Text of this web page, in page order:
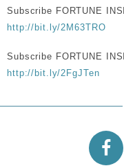
Subscribe FORTUNE
http://bit.ly/2M63TRO
Subscribe FORTUNE
http://bit.ly/2FgJTen